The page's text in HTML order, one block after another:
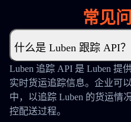
常见
什么是 Luben 跟踪 API？
Luben 追踪 API 是 Luben 提
实时货运追踪信息。企业可
中，以追踪 Luben 的货运情
控配送过程。